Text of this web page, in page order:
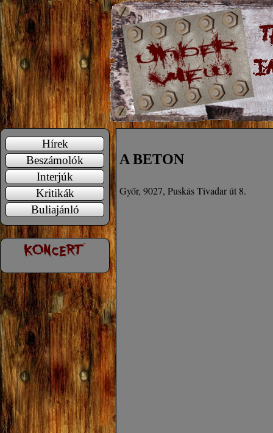
Hírek
Beszámolók
Interjúk
Kritikák
Buliajánló
A BETON
Győr, 9027, Puskás Tivadar út 8.